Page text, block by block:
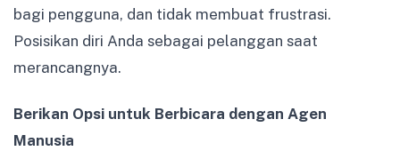
bagi pengguna, dan tidak membuat frustrasi.
Posisikan diri Anda sebagai pelanggan saat
merancangnya.
Berikan Opsi untuk Berbicara dengan Agen
Manusia